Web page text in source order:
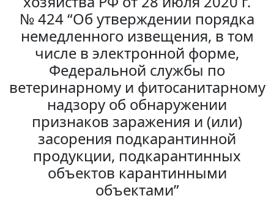
№ 424 “Об утверждении порядка
немедленного извещения, в том
числе в электронной форме,
Федеральной службы по
ветеринарному и фитосанитарному
надзору об обнаружении
признаков заражения и (или)
засорения подкарантинной
продукции, подкарантинных
объектов карантинными
объектами”